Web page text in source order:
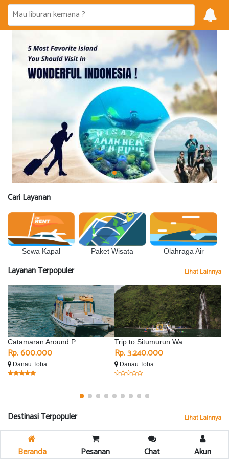
Cari Layanan
Sewa Kapal Paket Wisata Olahraga Air
Layanan Terpopuler Lihat Lainnya
Rp. 600.000
Danau Toba
Rp. 3.240.000
Danau Toba
Destinasi Terpopuler Lihat Lainnya
Beranda Pesanan Chat Akun